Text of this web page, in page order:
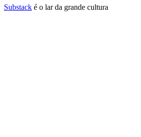
Substack é o lar da grande cultura